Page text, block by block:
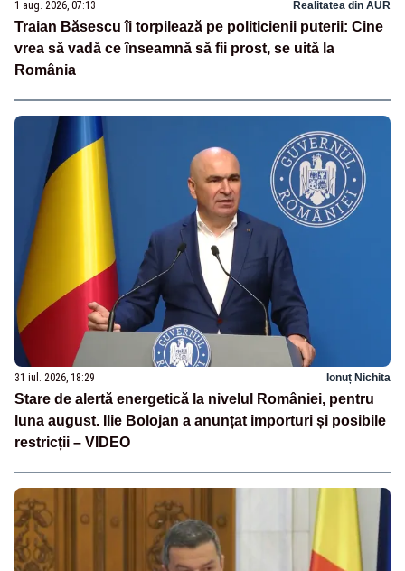
1 aug. 2026, 07:13 Realitatea din AUR
Traian Băsescu îi torpilează pe politicienii puterii: Cine
vrea să vadă ce înseamnă să fii prost, se uită la
România
31 iul. 2026, 18:29 Ionuț Nichita
Stare de alertă energetică la nivelul României, pentru
luna august. Ilie Bolojan a anunțat importuri și posibile
restricții – VIDEO